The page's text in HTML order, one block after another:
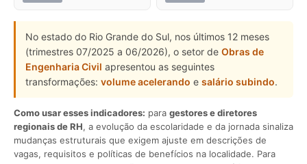
No estado do Rio Grande do Sul, nos últimos 12 meses
(trimestres 07/2025 a 06/2026), o setor de Obras de
Engenharia Civil apresentou as seguintes
transformações: volume acelerando e salário subindo.
Como usar esses indicadores: para gestores e diretores
regionais de RH, a evolução da escolaridade e da jornada sinaliza
mudanças estruturais que exigem ajuste em descrições de
vagas, requisitos e políticas de benefícios na localidade. Para